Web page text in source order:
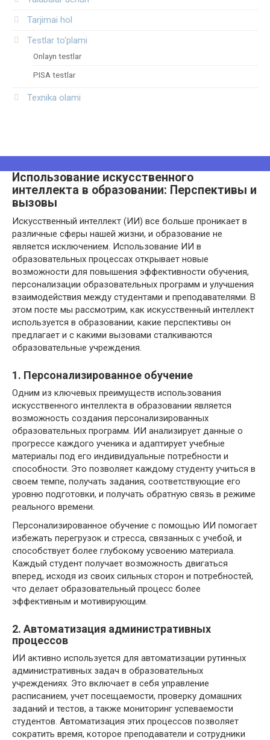
Tarjimai hol
Testlar to‘plami
Onlayn testlar
PISA testlar
Texnika olami
Использование искусственного
интеллекта в образовании: Перспективы и
вызовы
Искусственный интеллект (ИИ) все больше проникает в
различные сферы нашей жизни, и образование не
является исключением. Использование ИИ в
образовательных процессах открывает новые
возможности для повышения эффективности обучения,
персонализации образовательных программ и улучшения
взаимодействия между студентами и преподавателями. В
этом посте мы рассмотрим, как искусственный интеллект
используется в образовании, какие перспективы он
предлагает и с какими вызовами сталкиваются
образовательные учреждения.
1. Персонализированное обучение
Одним из ключевых преимуществ использования
искусственного интеллекта в образовании является
возможность создания персонализированных
образовательных программ. ИИ анализирует данные о
прогрессе каждого ученика и адаптирует учебные
материалы под его индивидуальные потребности и
способности. Это позволяет каждому студенту учиться в
своем темпе, получать задания, соответствующие его
уровню подготовки, и получать обратную связь в режиме
реального времени.
Персонализированное обучение с помощью ИИ помогает
избежать перегрузок и стресса, связанных с учебой, и
способствует более глубокому усвоению материала.
Каждый студент получает возможность двигаться
вперед, исходя из своих сильных сторон и потребностей,
что делает образовательный процесс более
эффективным и мотивирующим.
2. Автоматизация административных
процессов
ИИ активно используется для автоматизации рутинных
административных задач в образовательных
учреждениях. Это включает в себя управление
расписанием, учет посещаемости, проверку домашних
заданий и тестов, а также мониторинг успеваемости
студентов. Автоматизация этих процессов позволяет
сократить время, которое преподаватели и сотрудники